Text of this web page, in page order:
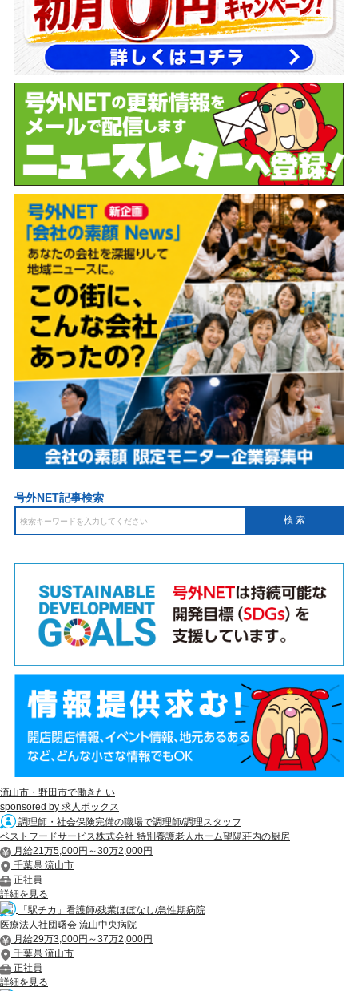
号外NET記事検索
流山市・野田市で働きたい
sponsored by 求人ボックス
調理師・社会保険完備の職場で調理師/調理スタッフ
ベストフードサービス株式会社 特別養護老人ホーム望陽荘内の厨房
月給21万5,000円～30万2,000円
千葉県 流山市
正社員
詳細を見る
「駅チカ」看護師/残業ほぼなし/急性期病院
医療法人社団曙会 流山中央病院
月給29万3,000円～37万2,000円
千葉県 流山市
正社員
詳細を見る